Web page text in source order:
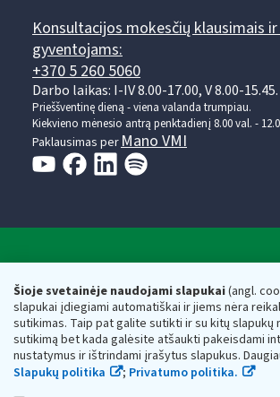
Šioje svetainėje naudojami slapukai(angl.
slapukai įdiegiami automatiškai ir jiems nėra
sutikimas. Taip pat galite sutikti ir su kitų slapukų
sutikimą bet kada galėsite atšaukti pakeisdami
nustatymus ir ištrindami įrašytus slapukus.
Slapukų politika
; Privatumo politika.
Konsultacijos mokesčių klausimais
gyventojams:
+370 5 260 5060
Darbo laikas: I-IV 8.00-17.00, V 8.00-15.45.
Prieššventinę dieną - viena valanda trumpiau.
Kiekvieno mėnesio antrą penktadienį 8.00 val. -
Paklausimas perMano VMI
Valstybinė mokesčių inspekcija prie
Respublikos finansų ministerijos
Biudžetinė įstaiga. Juridinio asmens kodas —
adresas: Vasario 16-osios g. 14, 01107 Vilnius,
vmi@vmi.lt , E. pristatymo dėžutės adresas 188659752
Duomenys apie Valstybinę mokesčių inspekciją
Respublikos finansų ministerijos kaupiami ir